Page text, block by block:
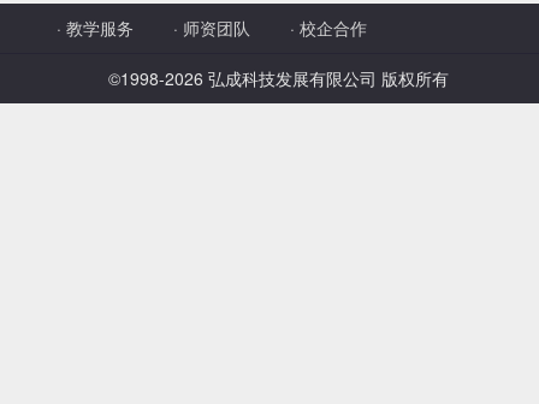
教育创新产品
· 教学服务 · 师资团队 · 校企合作
©1998-2026 弘成科技发展有限公司 版权所有